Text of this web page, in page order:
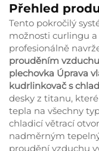
Přehled
Tento pokročilý
možnosti curlingu
profesionálně
prouděním
plechovka Úprava
kudrlinkovač s
desky z titanu,
tepla na všechny
chladicí větrací
nadměrným
proudění vzduchu